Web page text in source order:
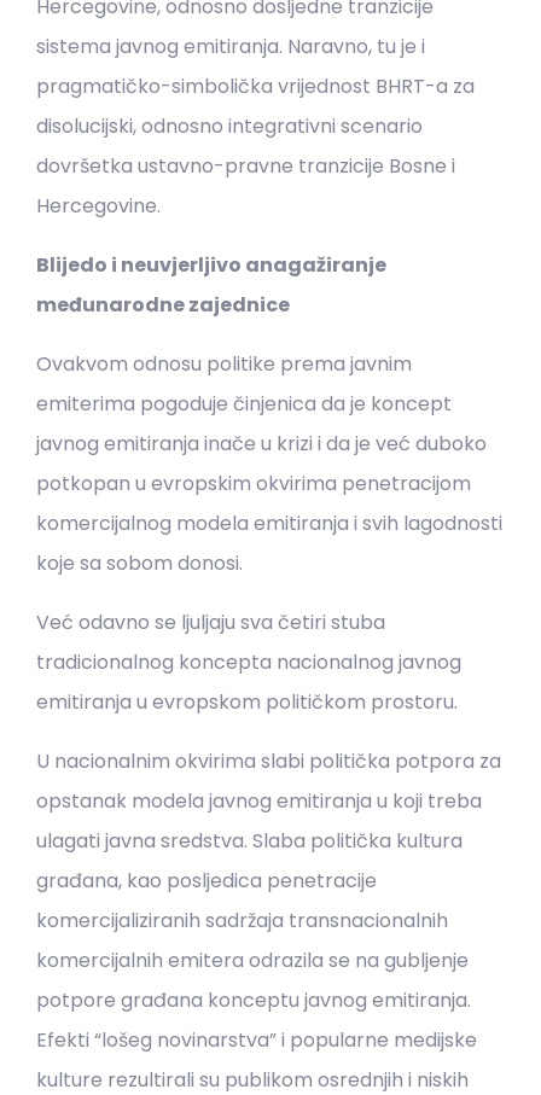
Hercegovine, odnosno dosljedne tranzicije
sistema javnog emitiranja. Naravno, tu je i
pragmatičko-simbolička vrijednost BHRT-a za
disolucijski, odnosno integrativni scenario
dovršetka ustavno-pravne tranzicije Bosne i
Hercegovine.
Blijedo i neuvjerljivo anagažiranje
međunarodne zajednice
Ovakvom odnosu politike prema javnim
emiterima pogoduje činjenica da je koncept
javnog emitiranja inače u krizi i da je već duboko
potkopan u evropskim okvirima penetracijom
komercijalnog modela emitiranja i svih lagodnosti
koje sa sobom donosi.
Već odavno se ljuljaju sva četiri stuba
tradicionalnog koncepta nacionalnog javnog
emitiranja u evropskom političkom prostoru.
U nacionalnim okvirima slabi politička potpora za
opstanak modela javnog emitiranja u koji treba
ulagati javna sredstva. Slaba politička kultura
građana, kao posljedica penetracije
komercijaliziranih sadržaja transnacionalnih
komercijalnih emitera odrazila se na gubljenje
potpore građana konceptu javnog emitiranja.
Efekti “lošeg novinarstva” i popularne medijske
kulture rezultirali su publikom osrednjih i niskih